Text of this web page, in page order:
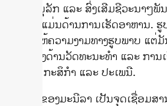
ການອະນຸລັກ ແລະ ສົ່ງເສີມຊີວະນາໆພັ
ສະເພາະແມ່ນດ້ານການເຮັດອາຫານ.
ພຽງແຕ່ໃຫ້ຄວາມງາມທາງຮູບພາບ ແຕ່
ເລື່ອງທາງດ້ານວັດທະນະທໍາ ແລະ ກາ
ອາຫານ, ກະສິກໍາ ແລະ ປະເພນີ.
ວຽກງານຂອງມະນີລາ ເປັນຈຸດເຊື່ອມ